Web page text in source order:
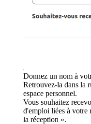
Donnez un nom à
Retrouvez-la dans la
espace personnel.
Vous souhaitez
d'emploi liées à votre
la réception ».